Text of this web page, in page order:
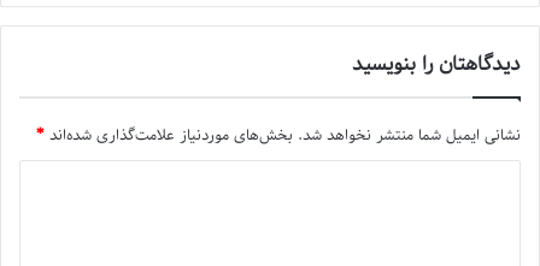
دیدگاهتان را بنویسید
نشانی ایمیل شما منتشر نخواهد شد. بخش‌های موردنیاز علامت‌گذاری شده‌اند*